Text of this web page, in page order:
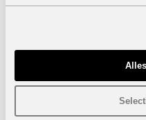
gemeenschappelijke
en de golfbaan.
huishoudelijke services
catering.
Eigenschappen villa's